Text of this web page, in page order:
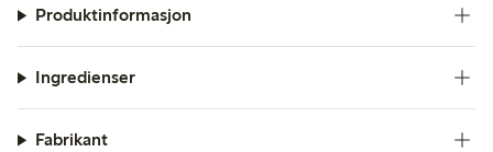
Produktinformasjon
Ingredienser
Fabrikant